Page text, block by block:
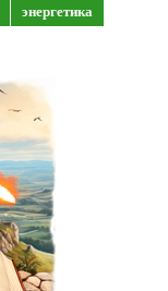
энергетика